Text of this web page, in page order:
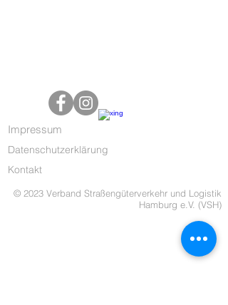
Impressum
Datenschutzerklärung
Kontakt
© 2023 Verband Straßengüterverkehr und Logistik
Hamburg e.V. (VSH)